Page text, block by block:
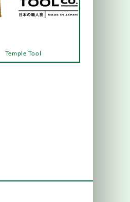
Temple Tool